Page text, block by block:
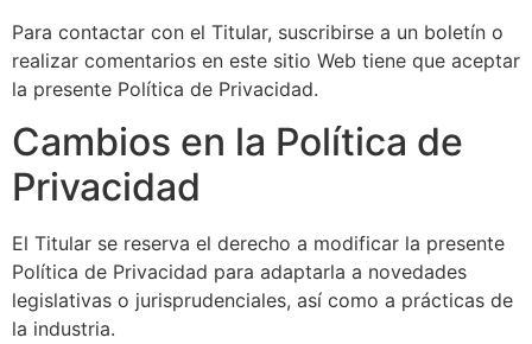
Para contactar con el Titular, suscribirse a un boletín o
realizar comentarios en este sitio Web tiene que aceptar
la presente Política de Privacidad.
Cambios en la Política de
Privacidad
El Titular se reserva el derecho a modificar la presente
Política de Privacidad para adaptarla a novedades
legislativas o jurisprudenciales, así como a prácticas de
la industria.